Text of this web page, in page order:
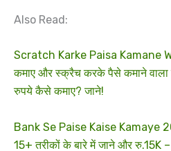
Also Read:
Scratch Karke Paisa Kamane
कमाए और स्क्रैच करके पैसे कमाने
रुपये कैसे कमाए? जाने!
Bank Se Paise Kaise Kamaye
15+ तरीकों के बारे में जाने और